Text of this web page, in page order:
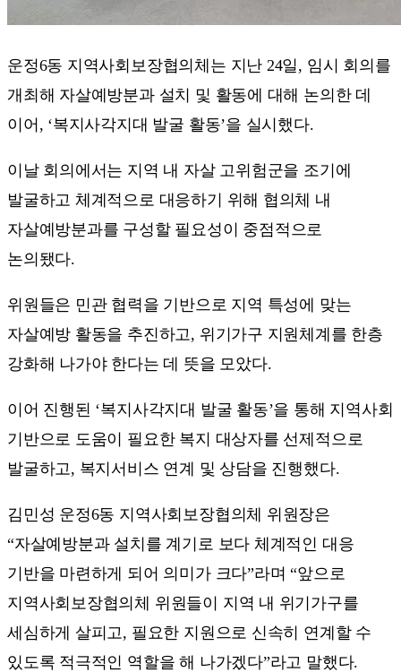
운정6동 지역사회보장협의체는 지난 24일, 임시 회의를
개최해 자살예방분과 설치 및 활동에 대해 논의한 데
이어, ‘복지사각지대 발굴 활동’을 실시했다.
이날 회의에서는 지역 내 자살 고위험군을 조기에
발굴하고 체계적으로 대응하기 위해 협의체 내
자살예방분과를 구성할 필요성이 중점적으로
논의됐다.
위원들은 민관 협력을 기반으로 지역 특성에 맞는
자살예방 활동을 추진하고, 위기가구 지원체계를 한층
강화해 나가야 한다는 데 뜻을 모았다.
이어 진행된 ‘복지사각지대 발굴 활동’을 통해 지역사회
기반으로 도움이 필요한 복지 대상자를 선제적으로
발굴하고, 복지서비스 연계 및 상담을 진행했다.
김민성 운정6동 지역사회보장협의체 위원장은
“자살예방분과 설치를 계기로 보다 체계적인 대응
기반을 마련하게 되어 의미가 크다”라며 “앞으로
지역사회보장협의체 위원들이 지역 내 위기가구를
세심하게 살피고, 필요한 지원으로 신속히 연계할 수
있도록 적극적인 역할을 해 나가겠다”라고 말했다.